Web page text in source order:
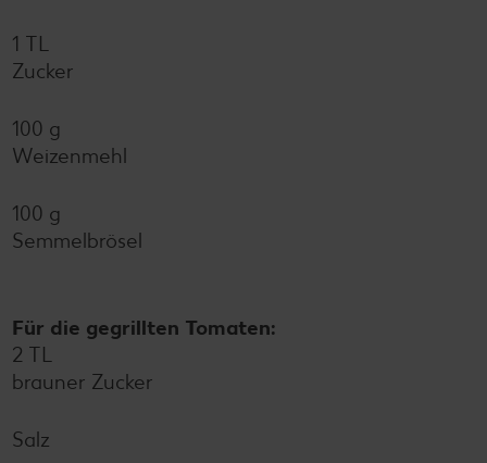
1 TL
Zucker
100 g
Weizenmehl
100 g
Semmelbrösel
Für die gegrillten Tomaten:
2 TL
brauner Zucker
Salz